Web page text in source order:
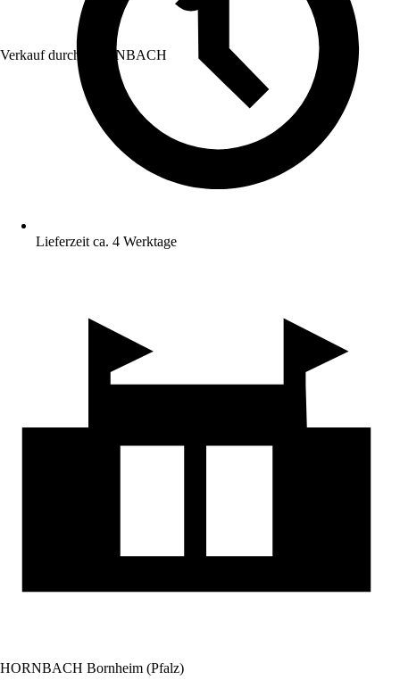
Verkauf durch: HORNBACH
Lieferzeit ca. 4 Werktage
HORNBACH Bornheim (Pfalz)